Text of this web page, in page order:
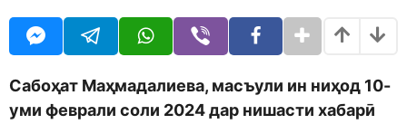
h
d
o
o
Сабоҳат Маҳмадалиева, масъули ин ниҳод 10-
уми феврали соли 2024 дар нишасти хабарӣ